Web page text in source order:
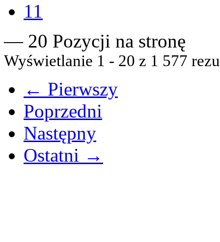
11
— 20 Pozycji na stronę
Wyświetlanie 1 - 20 z 1 577
← Pierwszy
Poprzedni
Następny
Ostatni →